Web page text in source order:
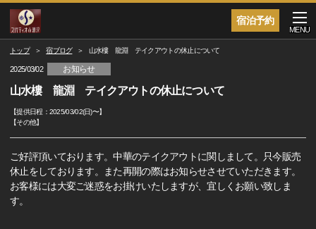
宿泊予約
MENU
トップ 宿ブログ 山水樓 龍淵 テイクアウトの休止について
2025/03/02 お知らせ
山水樓 龍淵 テイクアウトの休止について
【提供日程： 2025/03/02(日)〜】
【その他】
ご好評頂いております。中華のテイクアウトに関しまして。只今販売
休止をしております。また再開の際はお知らせさせていただきます。
お客様には大変ご迷惑をお掛けいたしますが、宜しくお願い致しま
す。